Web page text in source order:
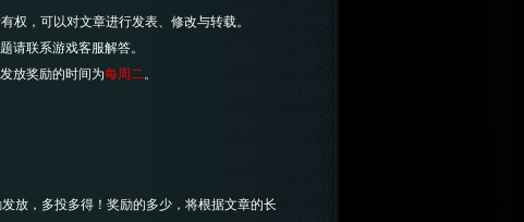
，可以对文章进行发表、修改与转载。
联系游戏客服解答。
放奖励的时间为每周二。
，多投多得！奖励的多少，将根据文章的长